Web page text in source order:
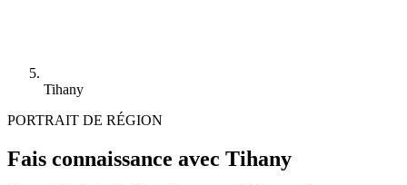
Tihany
PORTRAIT DE RÉGION
Fais connaissance avec Tihany